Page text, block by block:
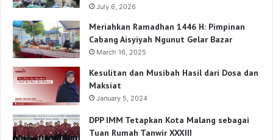
July 6, 2026
Meriahkan Ramadhan 1446 H: Pimpinan
Cabang Aisyiyah Ngunut Gelar Bazar
March 16, 2025
Kesulitan dan Musibah Hasil dari Dosa dan
Maksiat
January 5, 2024
DPP IMM Tetapkan Kota Malang sebagai
Tuan Rumah Tanwir XXXIII